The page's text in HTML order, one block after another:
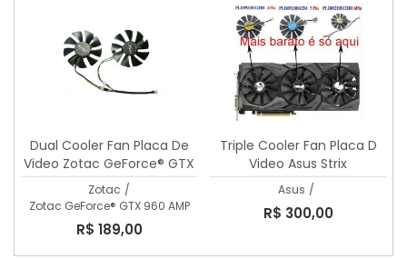
Dual Cooler Fan Placa De
Video Zotac GeForce® GTX
960 AMP
Zotac /
Zotac GeForce® GTX 960 AMP
R$ 189,00
Triple Cooler Fan Placa D
Video Asus Strix
Gtx1080/gtx1060/1070
Asus /
R$ 300,00